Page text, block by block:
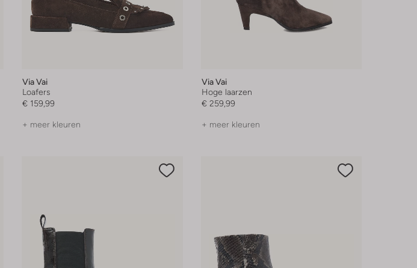
Via Vai
Loafers
€ 159,99
+ meer kleuren
Via Vai
Hoge laarzen
€ 259,99
+ meer kleuren